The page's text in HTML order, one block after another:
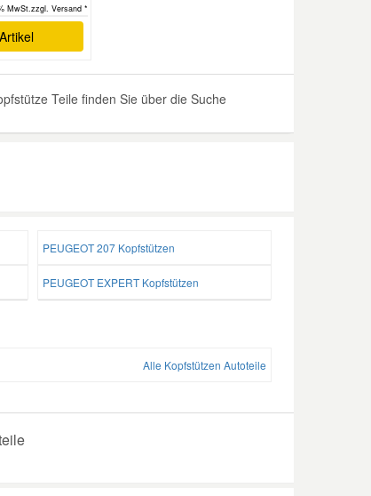
MwSt.zzgl. Versand *
Teile finden Sie über die Suche
PEUGEOT 207 Kopfstützen
PEUGEOT EXPERT Kopfstützen
Alle Kopfstützen Autoteile